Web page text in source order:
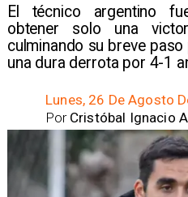
​El técnico argentino
obtener solo una
culminando su breve
una dura derrota por 4-1
Lunes, 26 De Agosto
Cristóbal Ignacio
Por